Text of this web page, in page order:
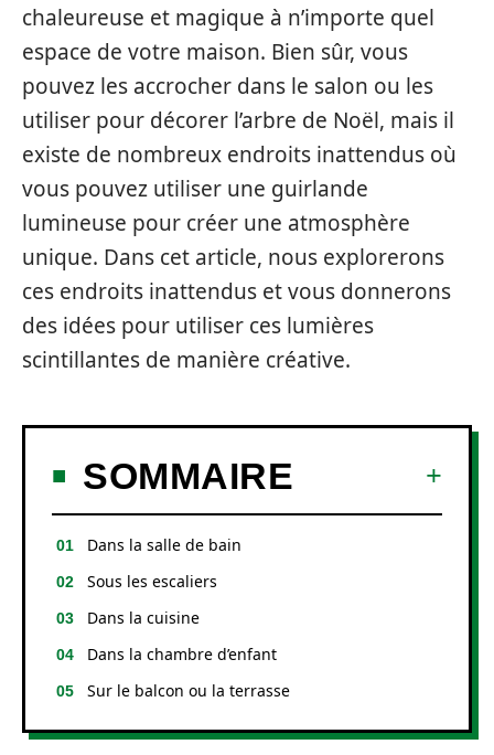
chaleureuse et magique à n’importe quel
espace de votre maison. Bien sûr, vous
pouvez les accrocher dans le salon ou les
utiliser pour décorer l’arbre de Noël, mais il
existe de nombreux endroits inattendus où
vous pouvez utiliser une guirlande
lumineuse pour créer une atmosphère
unique. Dans cet article, nous explorerons
ces endroits inattendus et vous donnerons
des idées pour utiliser ces lumières
scintillantes de manière créative.
SOMMAIRE
Dans la salle de bain
Sous les escaliers
Dans la cuisine
Dans la chambre d’enfant
Sur le balcon ou la terrasse